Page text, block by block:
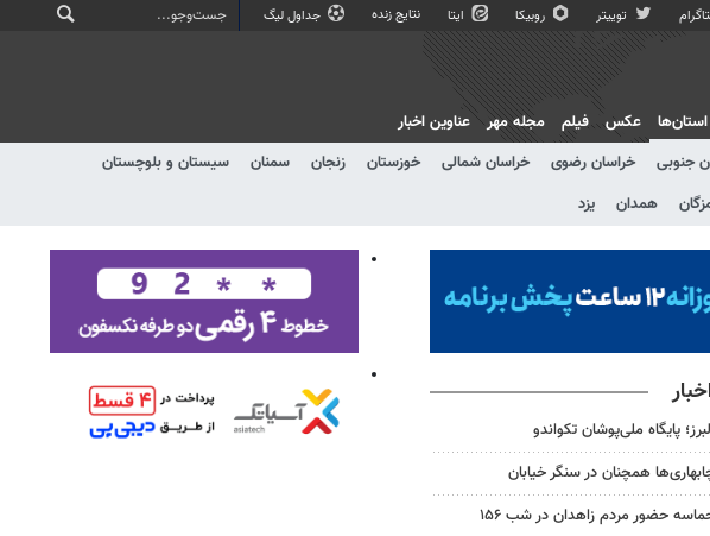
توییتر روبیکا ایتا نتایج زنده جداول لیگ
استان‌ها
جنوبی خراسان رضوی خراسان شمالی خوزستان زنجان سمنان
سیستان و بلوچستان
همدان یزد
عکس فیلم مجله مهر عناوین اخبار
پایگاه ملی‌پوشان تکواندو
همچنان در سنگر خیابان
حضور مردم زاهدان در شب ۱۵۶